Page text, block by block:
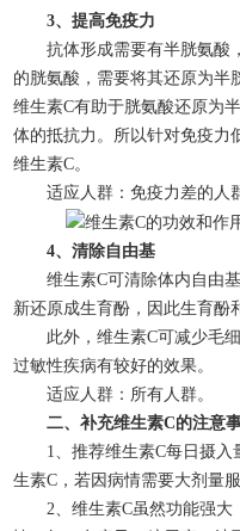
3、提高免疫力
抗体形成需要有半胱氨酸
的胱氨酸，需要将其还原为半
维生素C有助于胱氨酸还原为
体的抵抗力。所以针对免疫力
维生素C。
适应人群：免疫力差的人
4、清除自由基
维生素C可清除体内自由基
新还原成生育酚，因此生育酚
此外，维生素C可减少毛细
过敏性疾病有较好的效果。
适应人群：所有人群。
二、补充维生素C的注意
1、推荐维生素C每日摄入
生素C，若因病情需要大剂量
2、维生素C虽然功能强大